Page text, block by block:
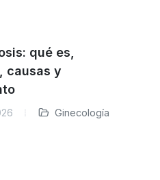
qué es,
causas y
Ginecología